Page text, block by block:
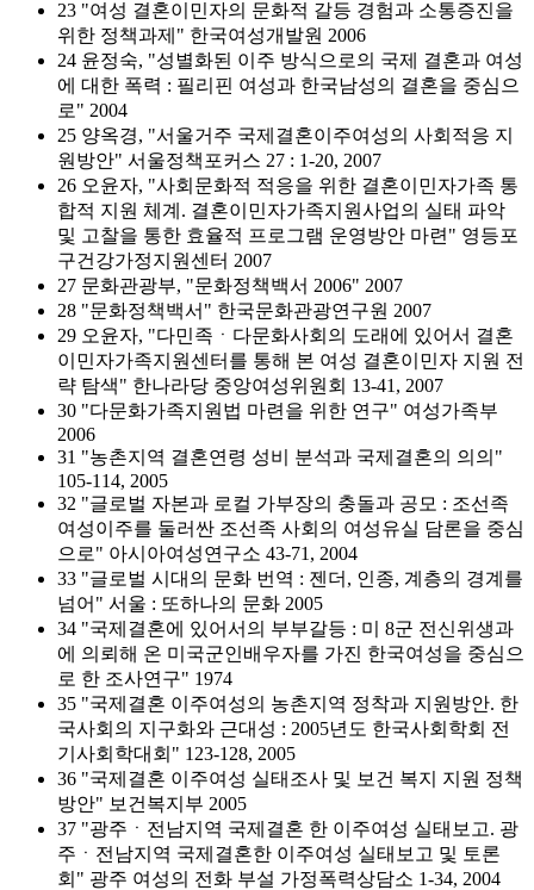
23 "여성 결혼이민자의 문화적 갈등 경험과 소통증진을
위한 정책과제" 한국여성개발원 2006
24 윤정숙, "성별화된 이주 방식으로의 국제 결혼과 여성
에 대한 폭력 : 필리핀 여성과 한국남성의 결혼을 중심으
로" 2004
25 양옥경, "서울거주 국제결혼이주여성의 사회적응 지
원방안" 서울정책포커스 27 : 1-20, 2007
26 오윤자, "사회문화적 적응을 위한 결혼이민자가족 통
합적 지원 체계. 결혼이민자가족지원사업의 실태 파악
및 고찰을 통한 효율적 프로그램 운영방안 마련" 영등포
구건강가정지원센터 2007
27 문화관광부, "문화정책백서 2006" 2007
28 "문화정책백서" 한국문화관광연구원 2007
29 오윤자, "다민족ㆍ다문화사회의 도래에 있어서 결혼
이민자가족지원센터를 통해 본 여성 결혼이민자 지원 전
략 탐색" 한나라당 중앙여성위원회 13-41, 2007
30 "다문화가족지원법 마련을 위한 연구" 여성가족부
2006
31 "농촌지역 결혼연령 성비 분석과 국제결혼의 의의"
105-114, 2005
32 "글로벌 자본과 로컬 가부장의 충돌과 공모 : 조선족
여성이주를 둘러싼 조선족 사회의 여성유실 담론을 중심
으로" 아시아여성연구소 43-71, 2004
33 "글로벌 시대의 문화 번역 : 젠더, 인종, 계층의 경계를
넘어" 서울 : 또하나의 문화 2005
34 "국제결혼에 있어서의 부부갈등 : 미 8군 전신위생과
에 의뢰해 온 미국군인배우자를 가진 한국여성을 중심으
로 한 조사연구" 1974
35 "국제결혼 이주여성의 농촌지역 정착과 지원방안. 한
국사회의 지구화와 근대성 : 2005년도 한국사회학회 전
기사회학대회" 123-128, 2005
36 "국제결혼 이주여성 실태조사 및 보건 복지 지원 정책
방안" 보건복지부 2005
37 "광주ㆍ전남지역 국제결혼 한 이주여성 실태보고. 광
주ㆍ전남지역 국제결혼한 이주여성 실태보고 및 토론
회" 광주 여성의 전화 부설 가정폭력상담소 1-34, 2004